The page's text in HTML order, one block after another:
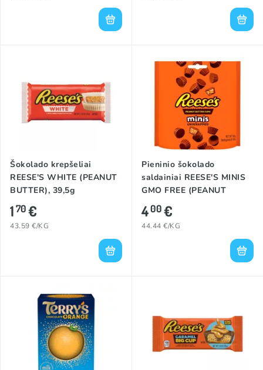
Šokolado krepšeliai
REESE'S WHITE (PEANUT
BUTTER), 39,5g
170€
43.59 €/KG
Pieninio šokolado
saldainiai REESE'S MINIS
GMO FREE (PEANUT
BUTTER), 90g
400€
44.44 €/KG